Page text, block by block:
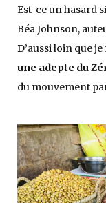
Est-ce un hasard
Béa Johnson,
D’aussi loin que
une adepte du
du mouvement